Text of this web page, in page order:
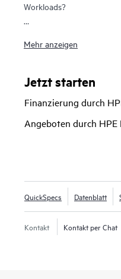
Workloads?
eine skalierbare 2U 2P-
Hochgeschwindigkeits-
Basierend auf den
der 4. und 5. Generation
Arbeitsspeicher und 20
für Software Defined
virtualisierte Anwendungen.
Die HPE ProLiant DL380
Mehr anzeigen
Jetzt starten
Finanzierung durch
Angeboten durch HPE
QuickSpecs Datenblatt
Kontakt Kontakt per Chat